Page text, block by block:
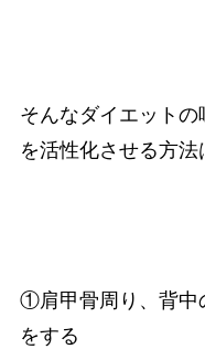
そんなダイエット
を活性化させる方法
①肩甲骨周り、背中
をする